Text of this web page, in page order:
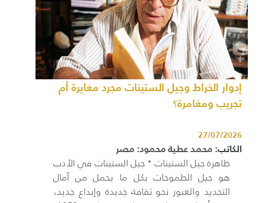
إدوار الخراط وجيل الستينات مجرد مغايرة أم
تجريب ومغامرة؟
27/07/2026
الكاتب:محمد عطية محمود: مصر
ظاهرة جيل الستينات ٭ جيل الستينات في الأدب
هو جيل الطموحات بكل ما يحمل من آمال
التجديد والعبور نحو ثقافة جديدة وإبداع جديد،